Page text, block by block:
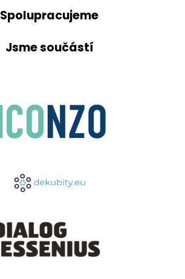
Spolupracujeme
Jsme součástí